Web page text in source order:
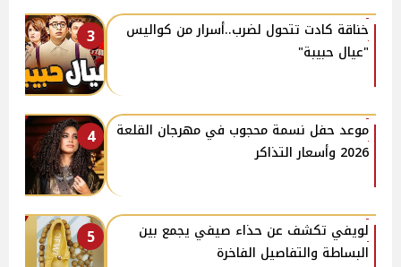
3
خناقة كادت تتحول لضرب..أسرار من كواليس
"عيال حبيبة"
4
موعد حفل نسمة محجوب في مهرجان القلعة
2026 وأسعار التذاكر
5
لويفي تكشف عن حذاء صيفي يجمع بين
البساطة والتفاصيل الفاخرة